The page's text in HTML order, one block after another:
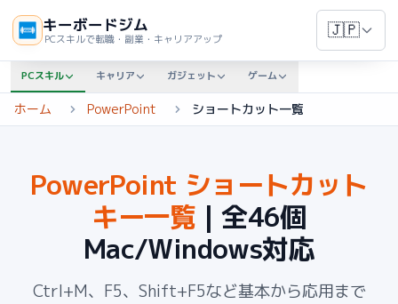
キーボードジム
PCスキルで転職・副業・キャリアアップ 🇯🇵
PCスキル キャリア ガジェット ゲーム
ホーム PowerPoint ショートカット一覧
PowerPoint ショートカット
キー一覧 | 全46個
Mac/Windows対応
Ctrl+M、F5、Shift+F5など基本から応用まで